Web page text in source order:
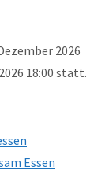
2026
18:00 statt.
Essen